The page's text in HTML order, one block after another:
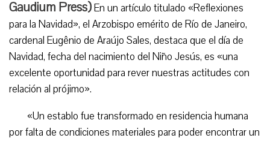
Gaudium Press)En un artículo titulado «Reflexiones
para la Navidad», el Arzobispo emérito de Río de Janeiro,
cardenal Eugênio de Araújo Sales, destaca que el día de
Navidad, fecha del nacimiento del Niño Jesús, es «una
excelente oportunidad para rever nuestras actitudes con
relación al prójimo».
«Un establo fue transformado en residencia humana
por falta de condiciones materiales para poder encontrar un